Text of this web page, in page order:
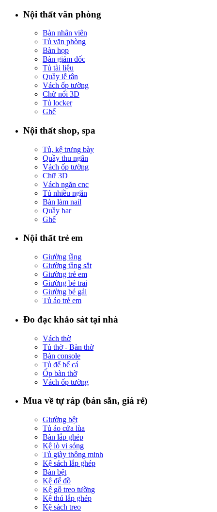
Nội thất văn phòng
Bàn nhân viên
Tủ văn phòng
Bàn họp
Bàn giám đốc
Tủ tài liệu
Quầy lễ tân
Vách ốp tường
Chữ nổi 3D
Tủ locker
Ghế
Nội thất shop, spa
Tủ, kệ trưng bày
Quầy thu ngân
Vách ốp tường
Chữ 3D
Vách ngăn cnc
Tủ nhiều ngăn
Bàn làm nail
Quầy bar
Ghế
Nội thất trẻ em
Giường tầng
Giường tầng sắt
Giường trẻ em
Giường bé trai
Giường bé gái
Tủ áo trẻ em
Đo đạc khảo sát tại nhà
Vách thờ
Tủ thờ - Bàn thờ
Bàn console
Tủ để bể cá
Ốp bàn thờ
Vách ốp tường
Mua về tự ráp (bán sẵn, giá rẻ)
Giường bệt
Tủ áo cửa lùa
Bàn lắp ghép
Kệ lò vi sóng
Tủ giày thông minh
Kệ sách lắp ghép
Bàn bệt
Kệ để đồ
Kệ gỗ treo tường
Kệ thú lắp ghép
Kệ sách treo